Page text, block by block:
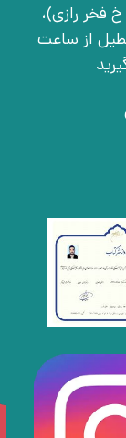
شرقی(بین خ 12 فروردین و خ فخر رازی)،
تعطیل از ساعت